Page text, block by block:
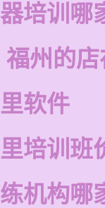
培训哪
州的
软件
培训班
机构哪